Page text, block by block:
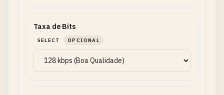
Taxa de Bits
SELECT OPCIONAL